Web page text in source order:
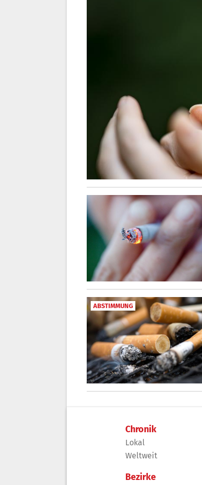
ABSTIMMUNG
Chronik
Lokal
Weltweit
Bezirke